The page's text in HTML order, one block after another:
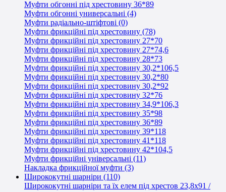
Муфти обгонні під хрестовину 36*89
Муфти обгонні универсальні (4)
Муфти радіально-штіфтові (0)
Муфти фрикційні під хрестовину (78)
Муфти фрикційні під хрестовину 27*70
Муфти фрикційні під хрестовину 27*74,6
Муфти фрикційні під хрестовину 28*73
Муфти фрикційні під хрестовину 30,2*106,5
Муфти фрикційні під хрестовину 30,2*80
Муфти фрикційні під хрестовину 30,2*92
Муфти фрикційні під хрестовину 32*76
Муфти фрикційні під хрестовину 34,9*106,3
Муфти фрикційні під хрестовину 35*98
Муфти фрикційні під хрестовину 36*89
Муфти фрикційні під хрестовину 39*118
Муфти фрикційні під хрестовину 41*118
Муфти фрикційні під хрестовину 42*104,5
Муфти фрикційні універсальні (11)
Накладка фрикційної муфти (3)
Ширококутні шарніри (110)
Ширококутні шарніри та їх елем під хрестов 23,8х91 /